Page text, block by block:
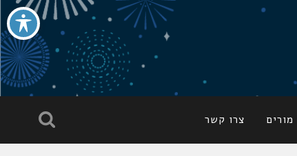
צרו קשר